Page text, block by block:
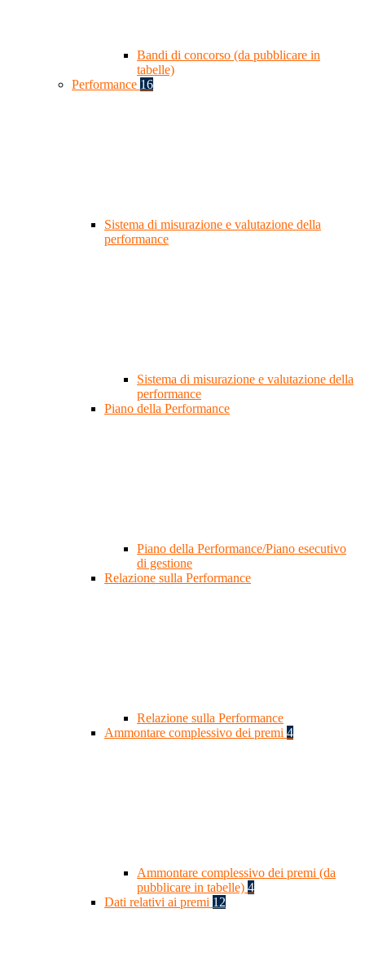
Bandi di concorso (da pubblicare in
tabelle)
Performance 16
Sistema di misurazione e valutazione della
performance
Sistema di misurazione e valutazione della
performance
Piano della Performance
Piano della Performance/Piano esecutivo
di gestione
Relazione sulla Performance
Relazione sulla Performance
Ammontare complessivo dei premi 4
Ammontare complessivo dei premi (da
pubblicare in tabelle) 4
Dati relativi ai premi 12